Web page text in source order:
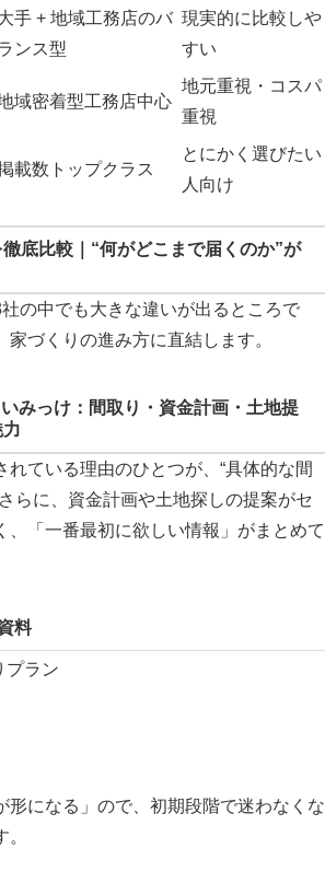
手 + 地域工務店のバ
ンス型
現実的に比較しや
すい
域密着型工務店中心
地元重視・コスパ
重視
載数トップクラス
とにかく選びたい
人向け
底比較｜“何がどこまで届くのか”が
の中でも大きな違いが出るところで
づくりの進み方に直結します。
みっけ：間取り・資金計画・土地提
れている理由のひとつが、“具体的な間
らに、資金計画や土地探しの提案がセ
、「一番最初に欲しい情報」がまとめて
料
プラン
形になる」ので、初期段階で迷わなくな